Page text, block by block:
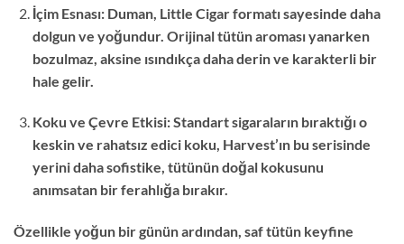
İçim Esnası: Duman, Little Cigar formatı sayesinde daha
dolgun ve yoğundur. Orijinal tütün aroması yanarken
bozulmaz, aksine ısındıkça daha derin ve karakterli bir
hale gelir.
Koku ve Çevre Etkisi: Standart sigaraların bıraktığı o
keskin ve rahatsız edici koku, Harvest’ın bu serisinde
yerini daha sofistike, tütünün doğal kokusunu
anımsatan bir ferahlığa bırakır.
Özellikle yoğun bir günün ardından, saf tütün keyfine